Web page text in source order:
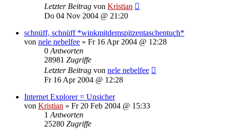
Letzter Beitrag von Kristian
Do 04 Nov 2004 @ 21:20
schnüff, schnüff *winkmitdemspitzentaschentuch*
von nele nebelfee » Fr 16 Apr 2004 @ 12:28
0 Antworten
28981 Zugriffe
Letzter Beitrag von nele nebelfee
Fr 16 Apr 2004 @ 12:28
Internet Explorer = Unsicher
von Kristian » Fr 20 Feb 2004 @ 15:33
1 Antworten
25280 Zugriffe